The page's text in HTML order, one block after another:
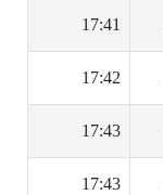
17:41
17:42
17:43
17:43